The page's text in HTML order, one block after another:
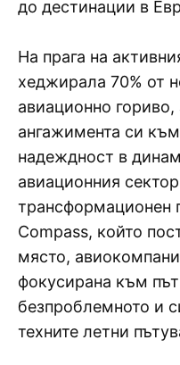
до дестинации в
На прага на
хеджирала 70% от
авиационно
ангажимента си
надеждност в
авиационния
трансформационен
Compass, който
място,
фокусирана към
безпроблемното и
техните летни